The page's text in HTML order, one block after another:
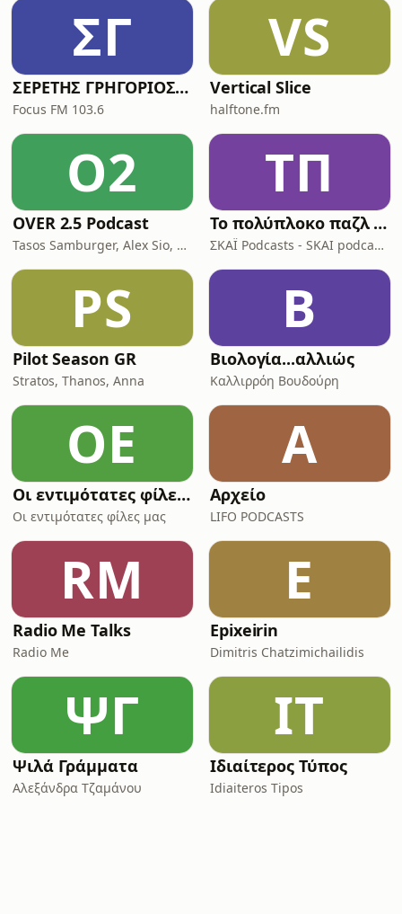
πολέμου. Ο λαός, παρά τον
αιφνιδιασμό, γεμίζει τους δρόμους με
ενθουσιασμό και περηφάνια, ενώ οι
στρατιώτες φεύγουν για το μέτωπο με
επευφημίες. Στις πρώτες μάχες στα
ελληνοαλβανικά σύνορα, οι ελληνικές
ΣΓ
ΣΕΡΕΤΗΣ ΓΡΗΓΟΡΙΟΣ - ΚΟΝΤΡΑ ΣΤΟ ΣΥΣΤΗΜΑ
Focus FM 103.6
VS
Vertical Slice
halftone.fm
O2
OVER 2.5 Podcast
Tasos Samburger, Alex Sio, Monkey Bros
ΤΠ
Το πολύπλοκο παζλ της Ινδοευρωπαϊκής γλώσσας
ΣΚΑΪ Podcasts - SKAI podcasts
PS
Pilot Season GR
Stratos, Thanos, Anna
Β
Βιολογία...αλλιώς
Καλλιρρόη Βουδούρη
ΟΕ
Οι εντιμότατες φίλες μας
Οι εντιμότατες φίλες μας
Α
Αρχείο
LIFO PODCASTS
RM
Radio Me Talks
Radio Me
E
Epixeirin
Dimitris Chatzimichailidis
ΨΓ
Ψιλά Γράμματα
Αλεξάνδρα Τζαμάνου
ΙΤ
Ιδιαίτερος Τύπος
Idiaiteros Tipos